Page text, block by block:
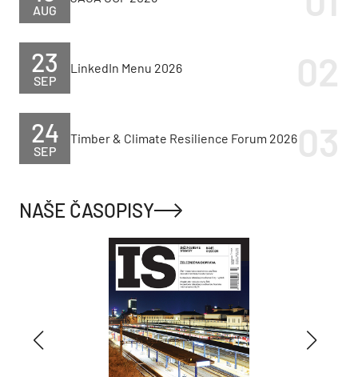
AUG
SEP
23 LinkedIn Menu 2026
SEP
24 Timber & Climate Resilience Forum 2026
NAŠE ČASOPISY